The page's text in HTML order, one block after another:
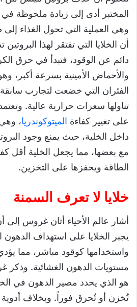
المختبر أدى إلى زيادة ملحوظة
وهي العملية التي تحول الغذاء
أن الخلايا التي تفتقر لهذا
دائم عن الوقود، فتبدأ في حرق
والأحماض الأمينية بسرعة أكبر،
الفئران التي خضعت لتجارب
تناولها سعرات حرارية عالية.
على تغيير كفاءة الميتوكوندريا،
داخل الخلية، حيث يمنع وجود
مع بعضها، مما يجعل الخلية أقل
الطاقة ويحفزها على التخزين.
خلايا لا تعرف السمنة
أشار عالم الأحياء أتان غروس
يجبر الخلايا على استهداف الدهون
واستخدامها كوقود مباشر، مما
مستويات الدهون الغشائية. وذكر
هو الذي يحدد مصير الدهون في
تُخزن أو تُحرق فوراً. وبخلاف